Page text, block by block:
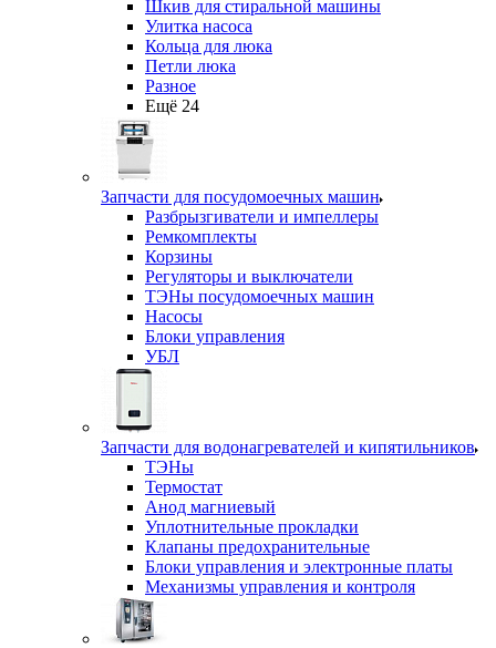
Шкив для стиральной машины
Улитка насоса
Кольца для люка
Петли люка
Разное
Ещё 24
Запчасти для посудомоечных машин
Разбрызгиватели и импеллеры
Ремкомплекты
Корзины
Регуляторы и выключатели
ТЭНы посудомоечных машин
Насосы
Блоки управления
УБЛ
Запчасти для водонагревателей и кипятильников
ТЭНы
Термостат
Анод магниевый
Уплотнительные прокладки
Клапаны предохранительные
Блоки управления и электронные платы
Механизмы управления и контроля